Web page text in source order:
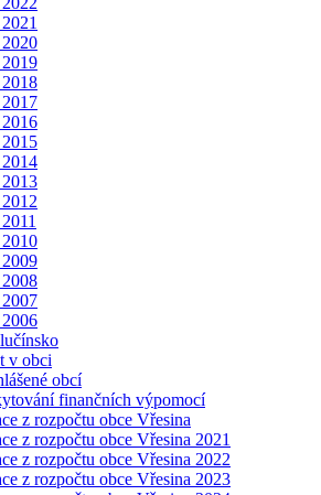
v obci
obcí
finančních výpomocí
z rozpočtu obce Vřesina
z rozpočtu obce Vřesina 2021
z rozpočtu obce Vřesina 2022
z rozpočtu obce Vřesina 2023